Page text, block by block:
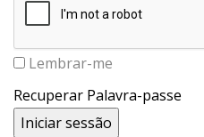
Lembrar-me
Recuperar Palavra-passe